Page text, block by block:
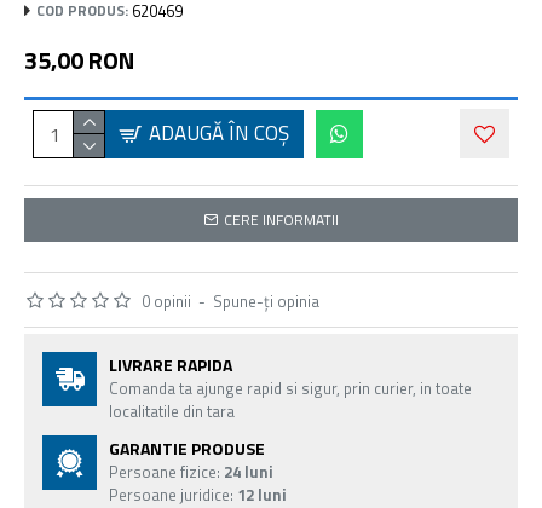
COD PRODUS: 620469
0 opinii - Spune-ţi opinia
35,00 RON
ADAUGĂ ÎN COŞ
CERE INFORMATII
LIVRARE RAPIDA
Comanda ta ajunge rapid si sigur, prin curier, in toate
localitatile din tara
GARANTIE PRODUSE
Persoane fizice: 24 luni
Persoane juridice: 12 luni